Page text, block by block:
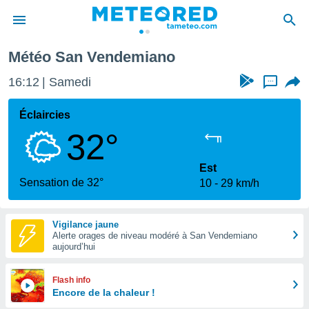
de
Météo San Vendemiano
16:12 Samedi ...
Éclaircies
32°
Sensation de 32°
Est
10
29 km/h
Vigilance jaune
Alerte orages de niveau modéré à San Vendemiano
aujourd’hui
Flash info
Encore de la chaleur !